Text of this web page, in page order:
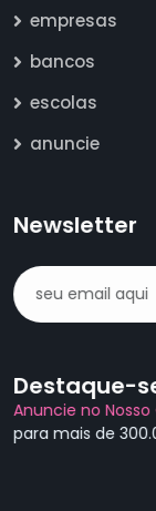
empresas
bancos
escolas
anuncie
Newsletter
Destaque-
Anuncie no Nosso
para mais de